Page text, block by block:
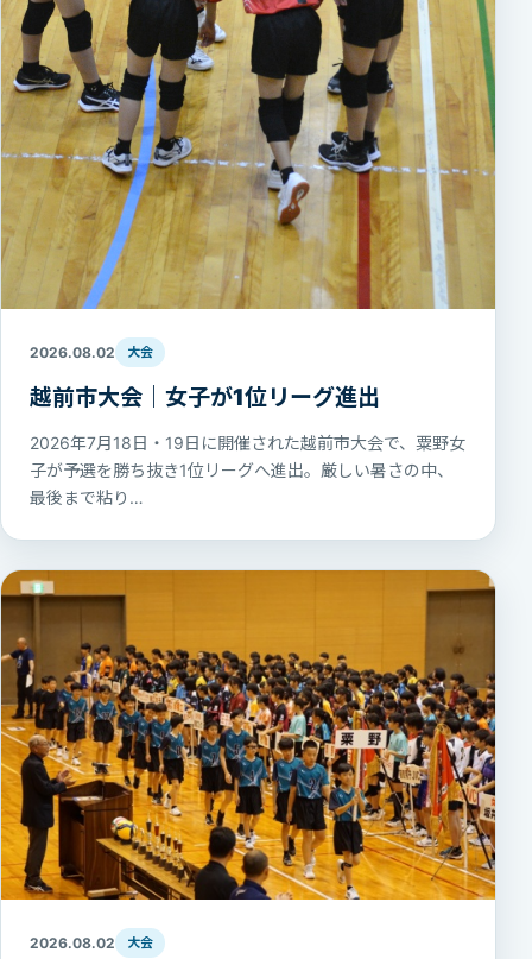
2026.08.02 大会
越前市大会｜女子が1位リーグ進出
2026年7月18日・19日に開催された越前市大会で、粟野女
子が予選を勝ち抜き1位リーグへ進出。厳しい暑さの中、
最後まで粘り…
2026.08.02 大会